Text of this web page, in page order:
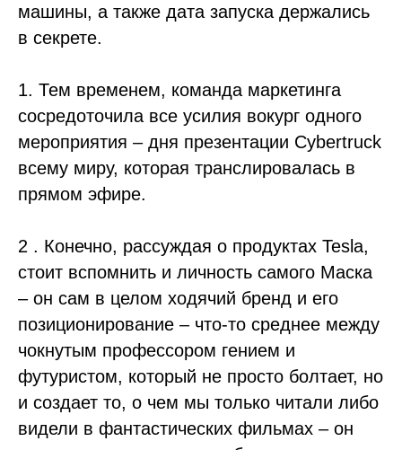
машины, а также дата запуска держались
в секрете.
1. Тем временем, команда маркетинга
сосредоточила все усилия вокург одного
мероприятия – дня презентации Cybertruck
всему миру, которая транслировалась в
прямом эфире.
2 . Конечно, рассуждая о продуктах Tesla,
стоит вспомнить и личность самого Маска
– он сам в целом ходячий бренд и его
позиционирование – что-то среднее между
чокнутым профессором гением и
футуристом, который не просто болтает, но
и создает то, о чем мы только читали либо
видели в фантастических фильмах – он